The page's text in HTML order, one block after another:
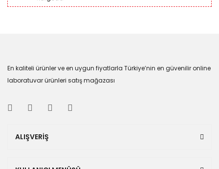
En kaliteli ürünler ve en uygun fiyatlarla Türkiye’nin en güvenilir online
laboratuvar ürünleri satış mağazası
ALIŞVERİŞ